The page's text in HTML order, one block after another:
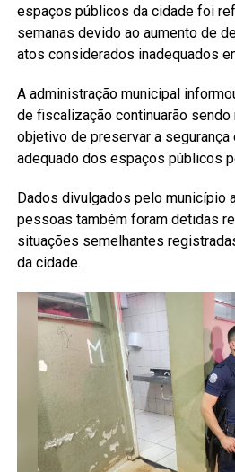
espaços públicos da cidade foi
semanas devido ao aumento de
atos considerados inadequados
A administração municipal
de fiscalização continuarão
objetivo de preservar a segurança
adequado dos espaços públicos
Dados divulgados pelo município
pessoas também foram detidas
situações semelhantes
da cidade.